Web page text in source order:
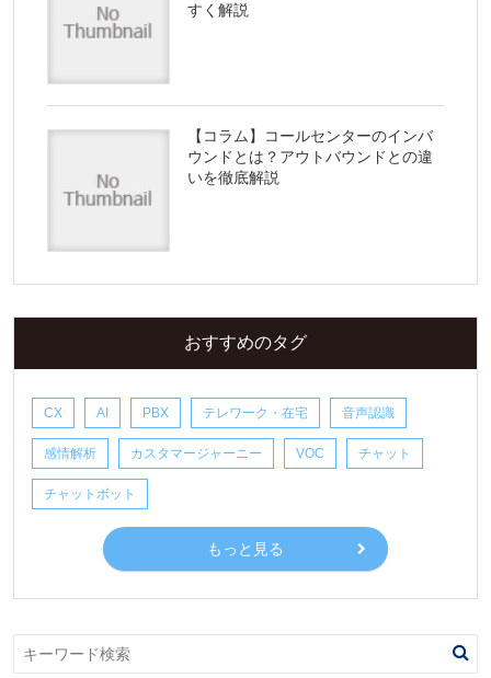
すく解説
【コラム】コールセンターのインバ
ウンドとは？アウトバウンドとの違
いを徹底解説
おすすめのタグ
CX AI PBX テレワーク・在宅 音声認識
感情解析 カスタマージャーニー VOC チャット
チャットボット
もっと見る